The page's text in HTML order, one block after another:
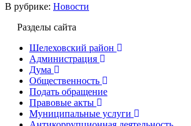
В рубрике: Новости
Разделы сайта
Шелеховский район
Администрация
Дума
Общественность
Подать обращение
Правовые акты
Муниципальные услуги